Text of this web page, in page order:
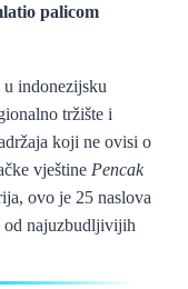
palicom
u indonezijsku
tržište i
koji ne ovisi o
vještine Pencak
ovo je 25 naslova
od najuzbudljivijih